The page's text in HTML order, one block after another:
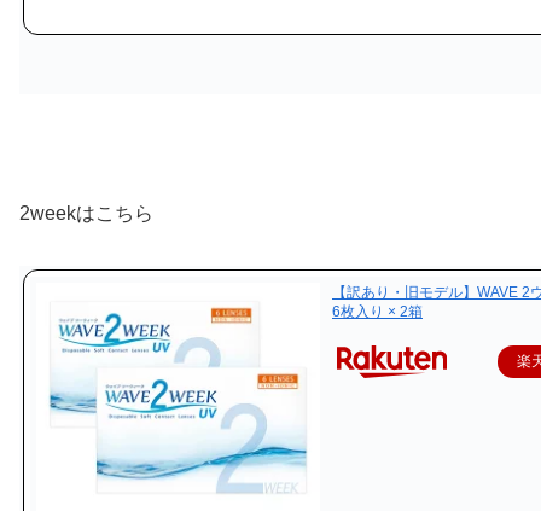
2weekはこちら
【訳あり・旧モデル】WAVE 2
6枚入り × 2箱
楽